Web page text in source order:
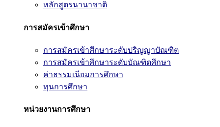
หลักสูตรนานาชาติ
การสมัครเข้าศึกษา
การสมัครเข้าศึกษาระดับปริญญาบัณฑิต
การสมัครเข้าศึกษาระดับบัณฑิตศึกษา
ค่าธรรมเนียมการศึกษา
ทุนการศึกษา
หน่วยงานการศึกษา